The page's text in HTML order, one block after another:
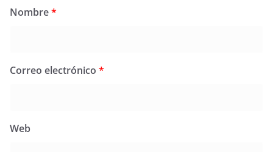
Nombre*
Correo electrónico *
Web